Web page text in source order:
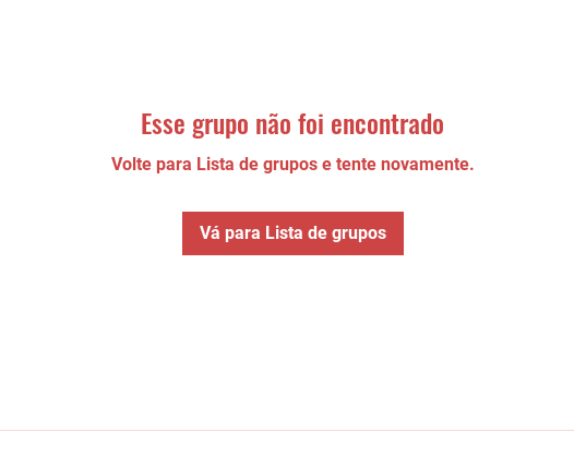
Esse grupo não foi encontrado
Volte para Lista de grupos e tente novamente.
Vá para Lista de grupos